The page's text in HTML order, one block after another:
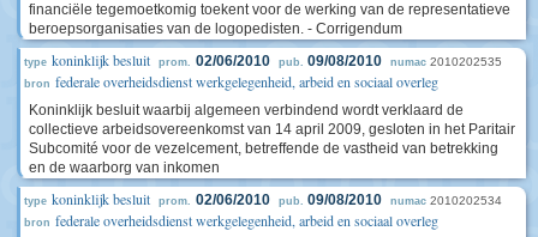
financiële tegemoetkomig toekent voor de werking van de representatieve
beroepsorganisaties van de logopedisten. - Corrigendum
type koninklijk besluit prom. 02/06/2010 pub. 09/08/2010 numac 2010202535
bron federale overheidsdienst werkgelegenheid, arbeid en sociaal overleg
Koninklijk besluit waarbij algemeen verbindend wordt verklaard de
collectieve arbeidsovereenkomst van 14 april 2009, gesloten in het Paritair
Subcomité voor de vezelcement, betreffende de vastheid van betrekking
en de waarborg van inkomen
type koninklijk besluit prom. 02/06/2010 pub. 09/08/2010 numac 2010202534
bron federale overheidsdienst werkgelegenheid, arbeid en sociaal overleg